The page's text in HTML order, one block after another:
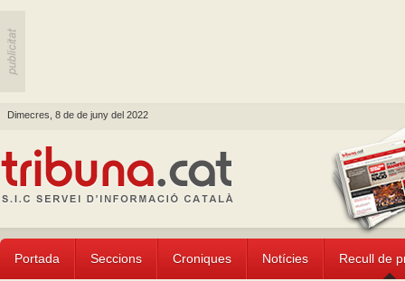
Dimecres, 8 de de juny del 2022
Portada Seccions Croniques Notícies Recull de